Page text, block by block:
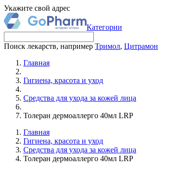
Укажите свой адрес
Категории
Поиск лекарств, например Тримол, Цитрамон
Главная
Гигиена, красота и уход
Средства для ухода за кожей лица
Толеран дермоаллерго 40мл LRP
Главная
Гигиена, красота и уход
Средства для ухода за кожей лица
Толеран дермоаллерго 40мл LRP